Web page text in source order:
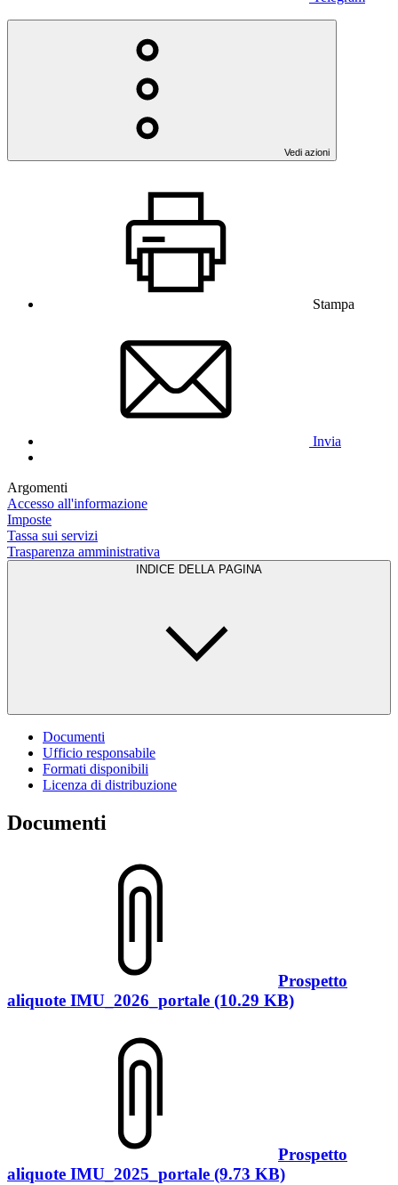
Vedi azioni
Stampa
Invia
Argomenti
Accesso all'informazione
Imposte
Tassa sui servizi
Trasparenza amministrativa
INDICE DELLA PAGINA
Documenti
Ufficio responsabile
Formati disponibili
Licenza di distribuzione
Documenti
Prospetto
aliquote IMU_2026_portale (10.29 KB)
Prospetto
aliquote IMU_2025_portale (9.73 KB)